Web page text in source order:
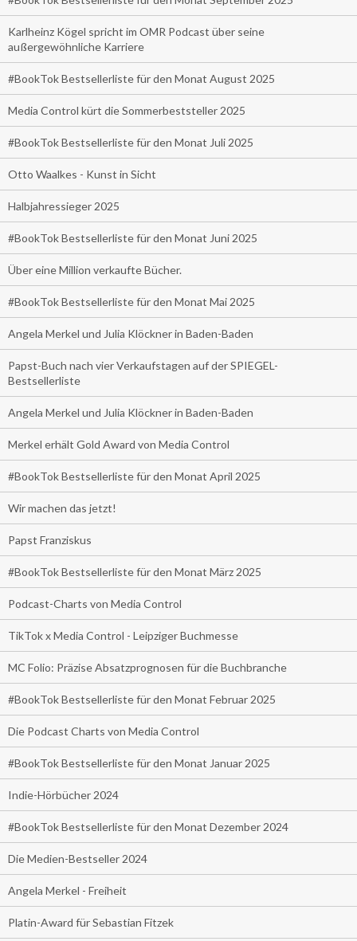
Karlheinz Kögel spricht im OMR Podcast über seine
außergewöhnliche Karriere
#BookTok Bestsellerliste für den Monat August 2025
Media Control kürt die Sommerbeststeller 2025
#BookTok Bestsellerliste für den Monat Juli 2025
Otto Waalkes - Kunst in Sicht
Halbjahressieger 2025
#BookTok Bestsellerliste für den Monat Juni 2025
Über eine Million verkaufte Bücher.
#BookTok Bestsellerliste für den Monat Mai 2025
Angela Merkel und Julia Klöckner in Baden-Baden
Papst-Buch nach vier Verkaufstagen auf der SPIEGEL-
Bestsellerliste
Angela Merkel und Julia Klöckner in Baden-Baden
Merkel erhält Gold Award von Media Control
#BookTok Bestsellerliste für den Monat April 2025
Wir machen das jetzt!
Papst Franziskus
#BookTok Bestsellerliste für den Monat März 2025
Podcast-Charts von Media Control
TikTok x Media Control - Leipziger Buchmesse
MC Folio: Präzise Absatzprognosen für die Buchbranche
#BookTok Bestsellerliste für den Monat Februar 2025
Die Podcast Charts von Media Control
#BookTok Bestsellerliste für den Monat Januar 2025
Indie-Hörbücher 2024
#BookTok Bestsellerliste für den Monat Dezember 2024
Die Medien-Bestseller 2024
Angela Merkel - Freiheit
Platin-Award für Sebastian Fitzek